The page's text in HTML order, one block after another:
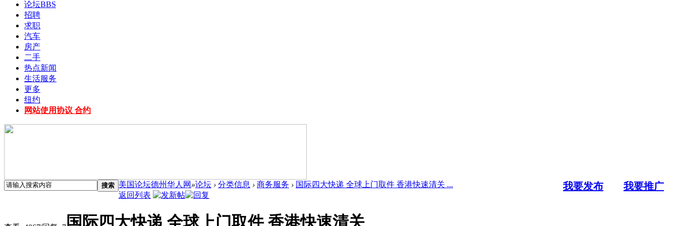
论坛BBS
招聘
求职
汽车
房产
二手
热点新闻
生活服务
更多
纽约
网站使用协议 合约
搜索 我要发布 我要推广
美国论坛德州华人网 »论坛 › 分类信息 › 商务服务 › 国际四大快递 全球上门取件 香港快速清关 ...
返回列表
国际四大快递 全球上门取件 香港快速清关